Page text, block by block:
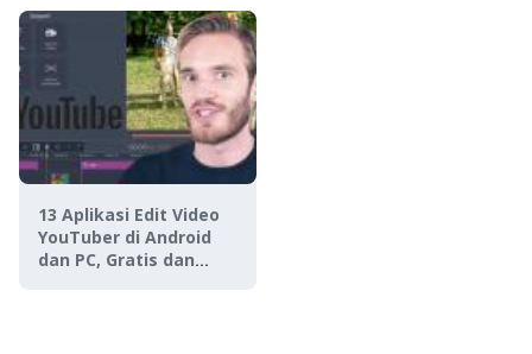
13 Aplikasi Edit Video
YouTuber di Android
dan PC, Gratis dan